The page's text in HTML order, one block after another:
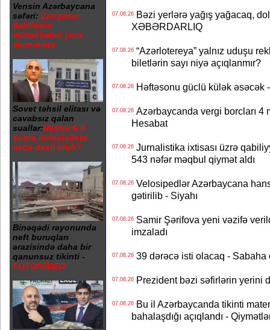
Vensin Azərbaycana
səfəri: Zəngəzur
dəhlizinin
müzakirələri yeni
mərhələdə
Sovet təhsil elitası və
cavabsız qalan
suallar:Rektor 6 il
sonra universitetə
necə daxil olub?
Binəqədi rayonunda
neft buruqları
ərazisində daha bir
qanunsuz tikinti -
FOTO/VİDEO
07.08.26Bəzi yerlərə yağış yağacaq,
XƏBƏRDARLIQ
07.08.26“Azərlotereya” yalnız uduşu
biletlərin sayı niyə açıqlanmır?
07.08.26Həftəsonu güclü külək əsəcək
07.08.26Azərbaycanda vergi borcları 4
Hesabat
07.08.26Jurnalistika ixtisası üzrə
543 nəfər məqbul qiymət aldı
07.08.26Velosipedlər Azərbaycana
gətirilib - Siyahı
07.08.26Samir Şərifova yeni vəzifə
imzaladı
07.08.2639 dərəcə isti olacaq - Sabaha
07.08.26Prezident bəzi səfirlərin yerini
07.08.26Bu il Azərbaycanda tikinti
bahalaşdığı açıqlandı -